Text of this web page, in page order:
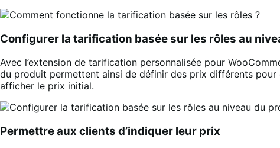
Configurer la tarification basée sur les rôles au
Avec l’extension de tarification personnalisée pour
du produit permettent ainsi de définir des prix différents
afficher le prix initial.
Permettre aux clients d’indiquer leur prix